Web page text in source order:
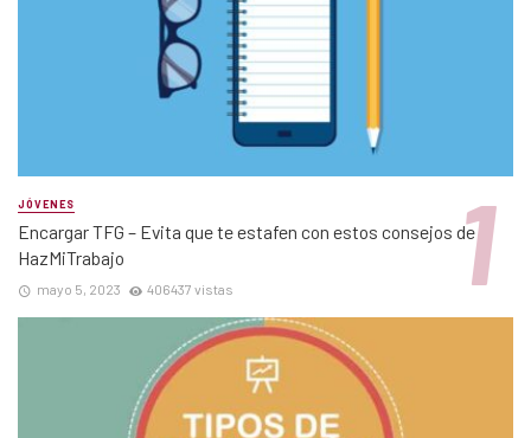
JÓVENES
Encargar TFG – Evita que te estafen con estos consejos de
HazMiTrabajo
mayo 5, 2023 406437 vistas